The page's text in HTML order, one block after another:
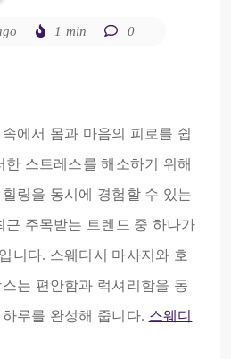
1 min 0
에서 몸과 마음의 피로를 쉽
스트레스를 해소하기 위해
링을 동시에 경험할 수 있는
근 주목받는 트렌드 중 하나가
입니다. 스웨디시 마사지와 호
는 편안함과 럭셔리함을 동
루를 완성해 줍니다. 스웨디